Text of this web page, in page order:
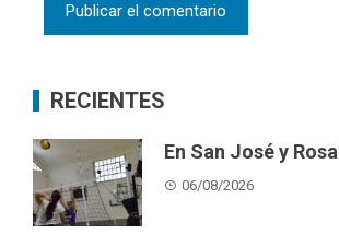
RECIENTES
En San José y
06/08/2026